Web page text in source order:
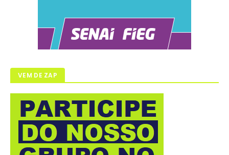
VEM DE ZAP